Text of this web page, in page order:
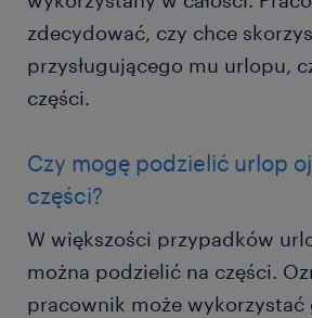
zdecydować, czy chce
przysługującego mu urlopu,
części.
Czy mogę podzielić urlop
części?
W większości przypadków
można podzielić na części.
pracownik może wykorzystać